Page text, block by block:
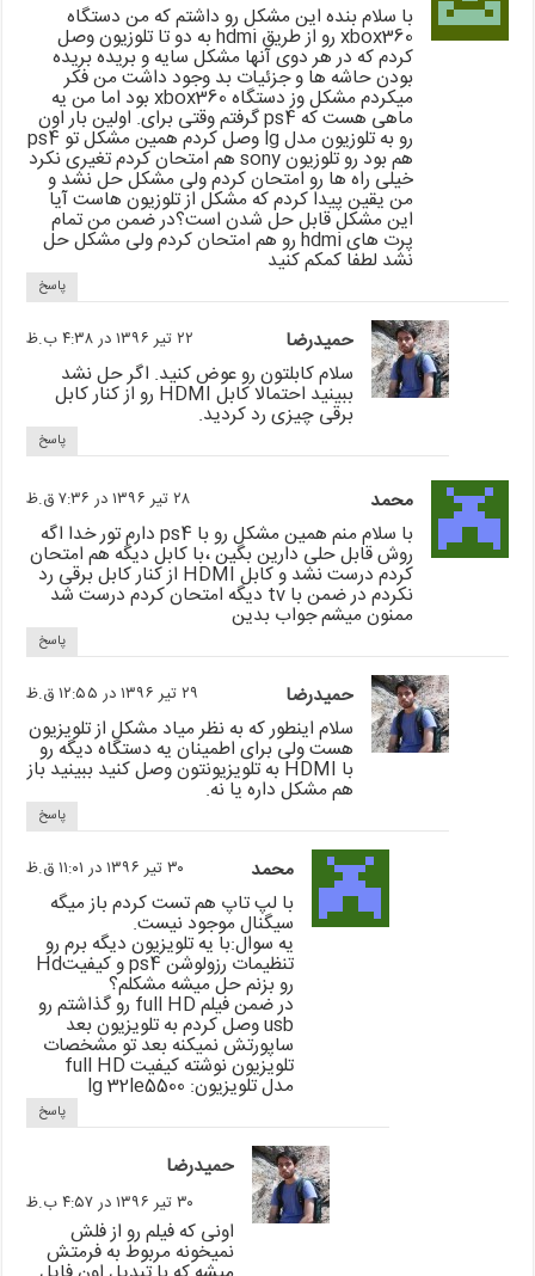
با سلام بنده این مشکل رو داشتم که من دستگاه
xbox360 رو از طریق hdmi به دو تا تلوزیون وصل
کردم که در هر دوی آنها مشکل سایه و بریده بریده
بودن حاشه ها و جزئیات بد وجود داشت من فکر
میکردم مشکل وز دستگاه xbox360 بود اما من یه
ماهی هست که ps4 گرفتم وقتی برای. اولین بار اون
رو به تلوزیون مدل lg وصل کردم همین مشکل تو ps4
هم بود رو تلوزیون sony هم امتحان کردم تغیری نکرد
خیلی راه ها رو امتحان کردم ولی مشکل حل نشد و
من یقین پیدا کردم که مشکل از تلوزیون هاست آیا
این مشکل قابل حل شدن است؟در ضمن من تمام
پرت های hdmi رو هم امتحان کردم ولی مشکل حل
نشد لطفا کمکم کنید
پاسخ
حمیدرضا ۲۲ تیر ۱۳۹۶ در ۴:۳۸ ب.ظ
سلام کابلتون رو عوض کنید. اگر حل نشد
ببینید احتمالا کابل HDMI رو از کنار کابل
برقی چیزی رد کردید.
پاسخ
محمد ۲۸ تیر ۱۳۹۶ در ۷:۳۶ ق.ظ
با سلام منم همین مشکل رو با ps4 دارم تور خدا اگه
روش قابل حلی دارین بگین ،با کابل دیگه هم امتحان
کردم درست نشد و کابل HDMI از کنار کابل برقی رد
نکردم در ضمن با tv دیگه امتحان کردم درست شد
ممنون میشم جواب بدین
پاسخ
حمیدرضا ۲۹ تیر ۱۳۹۶ در ۱۲:۵۵ ق.ظ
سلام اینطور که به نظر میاد مشکل از تلویزیون
هست ولی برای اطمینان یه دستگاه دیگه رو
با HDMI به تلویزیونتون وصل کنید ببینید باز
هم مشکل داره یا نه.
پاسخ
محمد ۳۰ تیر ۱۳۹۶ در ۱۱:۰۱ ق.ظ
با لپ تاپ هم تست کردم باز میگه
سیگنال موجود نیست.
یه سوال:با یه تلویزیون دیگه برم رو
تنظیمات رزولوشن ps4 و کیفیتHd
رو بزنم حل میشه مشکلم؟
در ضمن فیلم full HD رو گذاشتم رو
usb وصل کردم به تلویزیون بعد
ساپورتش نمیکنه بعد تو مشخصات
تلویزیون نوشته کیفیت full HD
مدل تلویزیون: lg 32le5500
پاسخ
حمیدرضا
۳۰ تیر ۱۳۹۶ در ۴:۵۷ ب.ظ
اونی که فیلم رو از فلش
نمیخونه مربوط به فرمتش